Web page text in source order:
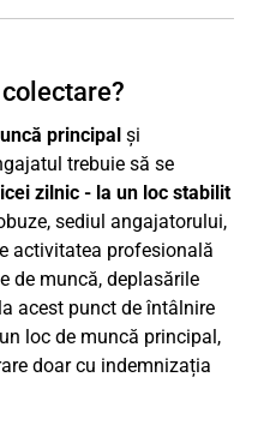
principal și
trebuie să se
zilnic - la un loc stabilit
sediul angajatorului,
activitatea profesională
de muncă, deplasările
acest punct de întâlnire
loc de muncă principal,
doar cu indemnizația